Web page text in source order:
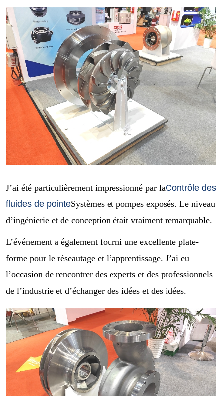
J’ai été particulièrement impressionné par laContrôle des
fluides de pointeSystèmes et pompes exposés. Le niveau
d’ingénierie et de conception était vraiment remarquable.
L’événement a également fourni une excellente plate-
forme pour le réseautage et l’apprentissage. J’ai eu
l’occasion de rencontrer des experts et des professionnels
de l’industrie et d’échanger des idées et des idées.